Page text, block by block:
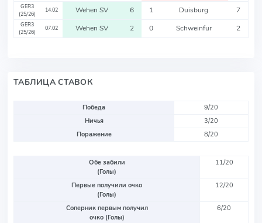
GER3
(25/26)
14.02 Wehen SV 6 1 Duisburg 7
GER3
(25/26)
07.02 Wehen SV 2 0 Schweinfur 2
ТАБЛИЦА СТАВОК
Победа
9/20
Ничья
3/20
Поражение
8/20
Обе забили
(Голы)
11/20
Первые получили очко
(Голы)
12/20
Соперник первым получил
очко (Голы)
6/20